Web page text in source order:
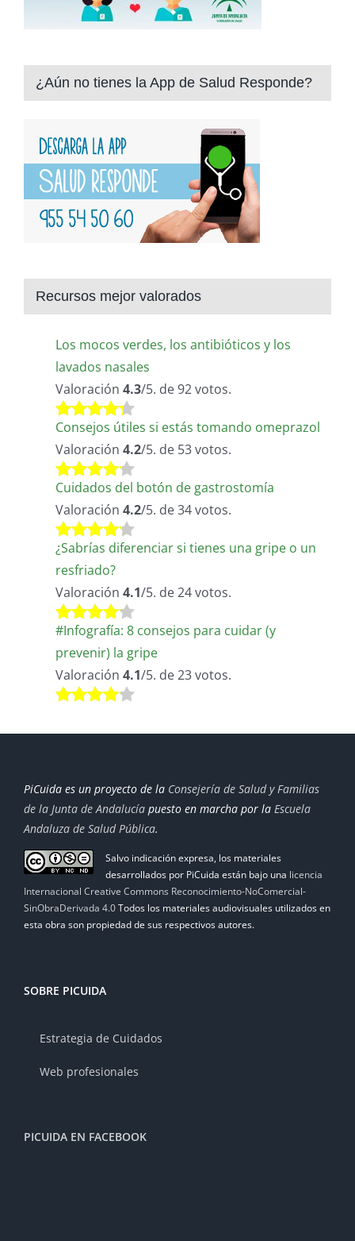
¿Aún no tienes la App de Salud Responde?
Recursos mejor valorados
Los mocos verdes, los antibióticos y los
lavados nasales
Valoración 4.3/5. de 92 votos.
Consejos útiles si estás tomando omeprazol
Valoración 4.2/5. de 53 votos.
Cuidados del botón de gastrostomía
Valoración 4.2/5. de 34 votos.
¿Sabrías diferenciar si tienes una gripe o un
resfriado?
Valoración 4.1/5. de 24 votos.
#Infografía: 8 consejos para cuidar (y
prevenir) la gripe
Valoración 4.1/5. de 23 votos.
PiCuida es un proyecto de la Consejería de Salud y Familias
de la Junta de Andalucía puesto en marcha por la Escuela
Andaluza de Salud Pública.
Salvo indicación expresa, los materiales
desarrollados por PiCuida están bajo una licencia
Internacional Creative Commons Reconocimiento-NoComercial-
SinObraDerivada 4.0Todos los materiales audiovisuales utilizados en
esta obra son propiedad de sus respectivos autores.
SOBRE PICUIDA
Estrategia de Cuidados
Web profesionales
PICUIDA EN FACEBOOK